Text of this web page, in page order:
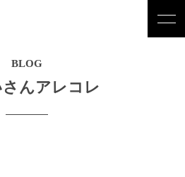
BLOG
んアレコレ